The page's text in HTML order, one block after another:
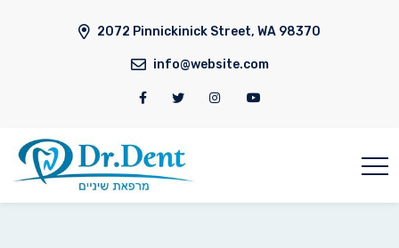
2072 Pinnickinick Street, WA 98370
info@website.com